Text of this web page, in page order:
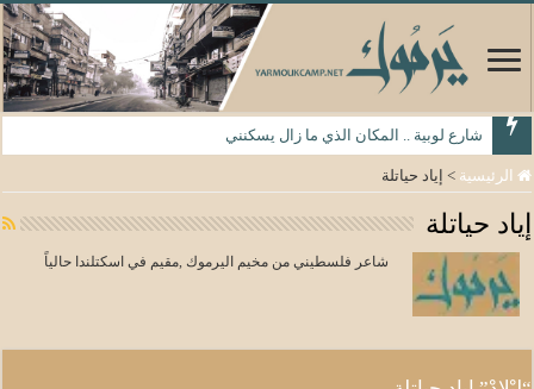
شارع لوبية .. المكان الذي ما زال يسكنني
الرئيسية > إياد حياتلة
إياد حياتلة
شاعر فلسطيني من مخيم اليرموك ,مقيم في اسكتلندا حالياً